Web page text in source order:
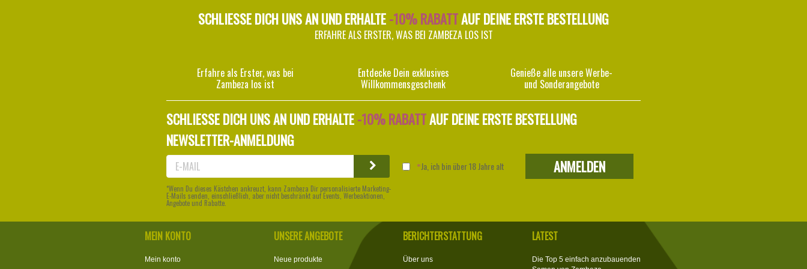
SCHLIESSE DICH UNS AN UND ERHALTE-10% RABATTAUF DEINE ERSTE BESTELLUNG
ERFAHRE ALS ERSTER, WAS BEI ZAMBEZA LOS IST
Erfahre als Erster, was bei
Zambeza los ist
Entdecke Dein exklusives
Willkommensgeschenk
Genieße alle unsere Werbe-
und Sonderangebote
SCHLIESSE DICH UNS AN UND ERHALTE-10% RABATTAUF DEINE ERSTE BESTELLUNG
NEWSLETTER-ANMELDUNG
Ja, ich bin über 18 Jahre alt
*Wenn Du dieses Kästchen ankreuzt, kann Zambeza Dir personalisierte Marketing-
E-Mails senden, einschließlich, aber nicht beschränkt auf Events, Werbeaktionen,
Angebote und Rabatte.
MEIN KONTO
Mein konto
UNSERE ANGEBOTE
Neue produkte
BERICHTERSTATTUNG
Über uns
LATEST
Die Top 5 einfach anzubauenden